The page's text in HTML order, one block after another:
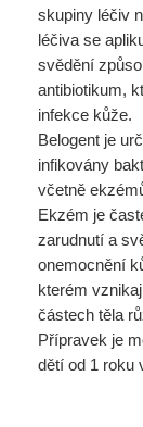
skupiny léčiv
léčiva se
svědění
antibiotikum,
infekce kůže.
Belogent je
infikovány
včetně
Ekzém je
zarudnutí a
onemocnění
kterém
částech těla
Přípravek je
dětí od 1 roku